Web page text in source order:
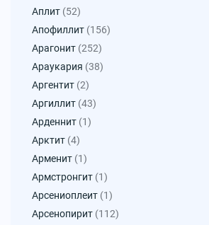
Аплит (52)
Апофиллит (156)
Арагонит (252)
Араукария (38)
Аргентит (2)
Аргиллит (43)
Арденнит (1)
Арктит (4)
Арменит (1)
Армстронгит (1)
Арсениоплеит (1)
Арсенопирит (112)